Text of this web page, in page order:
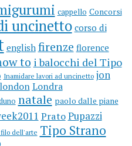
cappello Concorsi
uncinetto corso di
english firenze florence
to i balocchi del Tipo
Inamidare lavori ad uncinetto jon
london Londra
natale paolo dalle piane
Prato Pupazzi
dell'arte Tipo Strano